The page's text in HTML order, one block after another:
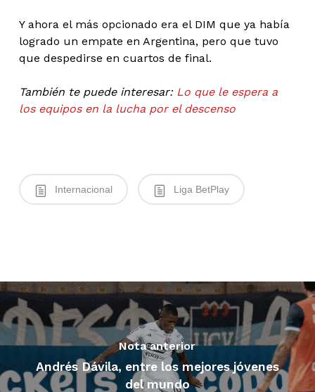
Y ahora el más opcionado era el DIM que ya había
logrado un empate en Argentina, pero que tuvo
que despedirse en cuartos de final.
También te puede interesar: Lo que le espera a
los equipos en la lucha por el descenso
Internacional Liga BetPlay
Nota anterior
Andrés Dávila, entre los mejores jóvenes
del mundo